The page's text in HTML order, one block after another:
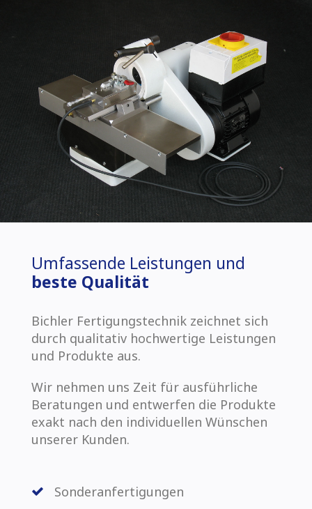
Umfassende Leistungen und
beste Qualität
Bichler Fertigungstechnik zeichnet sich
durch qualitativ hochwertige Leistungen
und Produkte aus.
Wir nehmen uns Zeit für ausführliche
Beratungen und entwerfen die Produkte
exakt nach den individuellen Wünschen
unserer Kunden.
Sonderanfertigungen